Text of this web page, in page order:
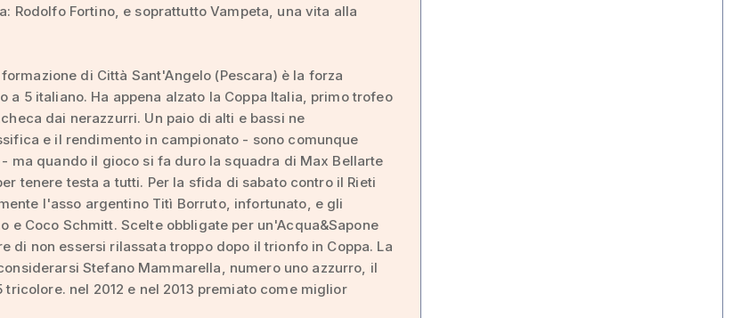
Rodolfo Fortino, e soprattutto Vampeta, una vita alla
di Città Sant'Angelo (Pescara) è la forza
a 5 italiano. Ha appena alzato la Coppa Italia, primo trofeo
dai nerazzurri. Un paio di alti e bassi ne
e il rendimento in campionato - sono comunque
ma quando il gioco si fa duro la squadra di Max Bellarte
tenere testa a tutti. Per la sfida di sabato contro il Rieti
l'asso argentino Titì Borruto, infortunato, e gli
e Coco Schmitt. Scelte obbligate per un'Acqua&Sapone
di non essersi rilassata troppo dopo il trionfo in Coppa. La
Stefano Mammarella, numero uno azzurro, il
nel 2012 e nel 2013 premiato come miglior